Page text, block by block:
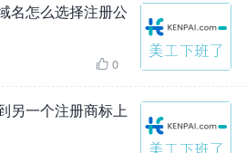
名怎么选择注册公
 0
另一个注册商标上